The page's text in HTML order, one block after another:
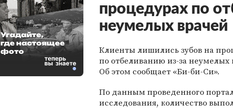
процедурах по
неумелых врачей
Клиенты лишились зубов на
по отбеливанию из-за неумелых
Об этом сообщает «Би-би-Си».
По данным проведенного
исследования, количество
Угадайте,
где настоящее
фото